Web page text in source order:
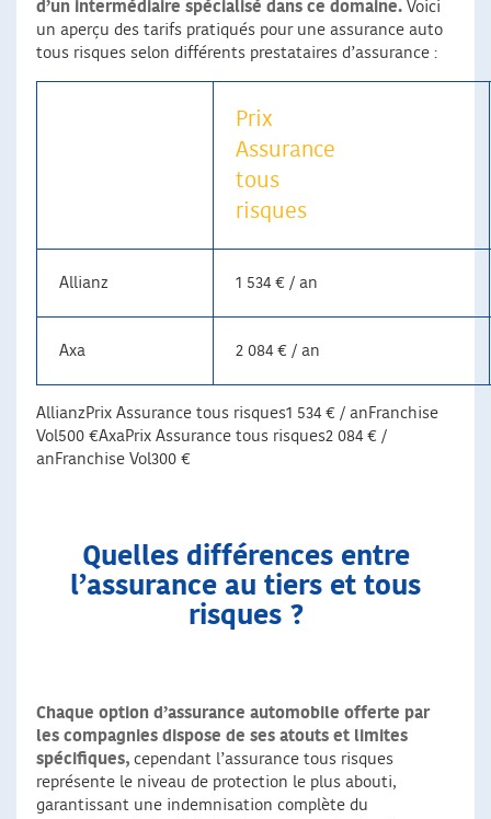
d’un intermédiaire spécialisé dans ce domaine. Voici
un aperçu des tarifs pratiqués pour une assurance auto
tous risques selon différents prestataires d’assurance :
Prix
Assurance
tous
risques
Allianz 1 534 € / an
Axa 2 084 € / an
AllianzPrix Assurance tous risques1 534 € / anFranchise
Vol500 €AxaPrix Assurance tous risques2 084 € /
anFranchise Vol300 €
Quelles différences entre
l’assurance au tiers et tous
risques ?
Chaque option d’assurance automobile offerte par
les compagnies dispose de ses atouts et limites
spécifiques, cependant l’assurance tous risques
représente le niveau de protection le plus abouti,
garantissant une indemnisation complète du